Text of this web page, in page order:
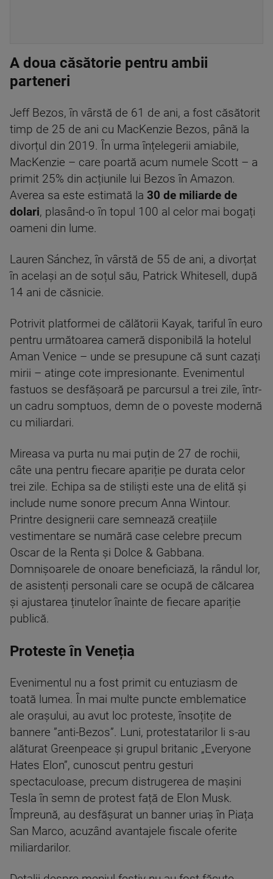
A doua căsătorie pentru ambii
parteneri
Jeff Bezos, în vârstă de 61 de ani, a fost căsătorit
timp de 25 de ani cu MacKenzie Bezos, până la
divorțul din 2019. În urma înțelegerii amiabile,
MacKenzie – care poartă acum numele Scott – a
primit 25% din acțiunile lui Bezos în Amazon.
Averea sa este estimată la 30 de miliarde de
dolari, plasând-o în topul 100 al celor mai bogați
oameni din lume.
Lauren Sánchez, în vârstă de 55 de ani, a divorțat
în același an de soțul său, Patrick Whitesell, după
14 ani de căsnicie.
Potrivit platformei de călătorii Kayak, tariful în euro
pentru următoarea cameră disponibilă la hotelul
Aman Venice – unde se presupune că sunt cazați
mirii – atinge cote impresionante. Evenimentul
fastuos se desfășoară pe parcursul a trei zile, într-
un cadru somptuos, demn de o poveste modernă
cu miliardari.
Mireasa va purta nu mai puțin de 27 de rochii,
câte una pentru fiecare apariție pe durata celor
trei zile. Echipa sa de stiliști este una de elită și
include nume sonore precum Anna Wintour.
Printre designerii care semnează creațiile
vestimentare se numără case celebre precum
Oscar de la Renta și Dolce & Gabbana.
Domnișoarele de onoare beneficiază, la rândul lor,
de asistenți personali care se ocupă de călcarea
și ajustarea ținutelor înainte de fiecare apariție
publică.
Proteste în Veneția
Evenimentul nu a fost primit cu entuziasm de
toată lumea. În mai multe puncte emblematice
ale orașului, au avut loc proteste, însoțite de
bannere ”anti-Bezos”. Luni, protestatarilor li s-au
alăturat Greenpeace și grupul britanic „Everyone
Hates Elon”, cunoscut pentru gesturi
spectaculoase, precum distrugerea de mașini
Tesla în semn de protest față de Elon Musk.
Împreună, au desfășurat un banner uriaș în Piața
San Marco, acuzând avantajele fiscale oferite
miliardarilor.